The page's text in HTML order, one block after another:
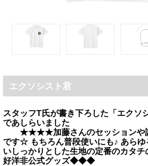
エクソシスト君
スタッフT氏が書き下ろした「エクソ
であしらいました
★★★★加藤さんのセッションや講
です☆ もちろん普段使いにも♪ あら
いしっかりとした生地の定番のカ
好洋非公式グッズ◆◆◆